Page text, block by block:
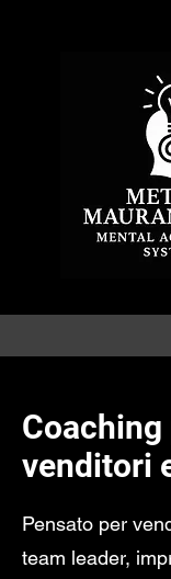
Coaching
venditori
Pensato per
team leader,